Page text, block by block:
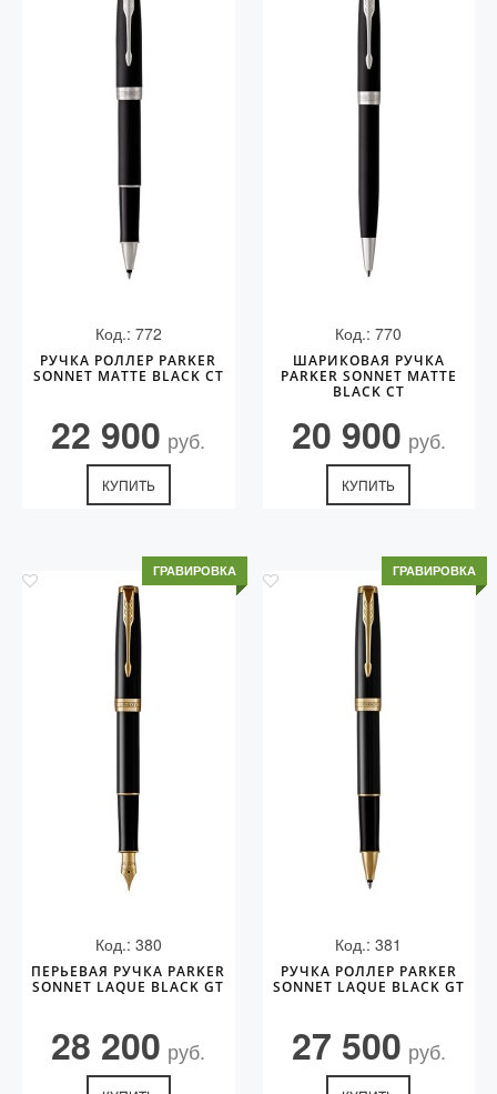
Код.: 772
РУЧКА РОЛЛЕР PARKER
SONNET MATTE BLACK CT
22 900 руб.
КУПИТЬ
Код.: 770
ШАРИКОВАЯ РУЧКА
PARKER SONNET MATTE
BLACK CT
20 900 руб.
КУПИТЬ
ГРАВИРОВКА
Код.: 380
ПЕРЬЕВАЯ РУЧКА PARKER
SONNET LAQUE BLACK GT
28 200 руб.
ГРАВИРОВКА
Код.: 381
РУЧКА РОЛЛЕР PARKER
SONNET LAQUE BLACK GT
27 500 руб.